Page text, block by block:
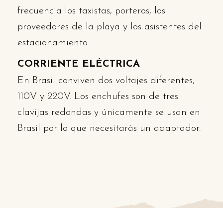
frecuencia los taxistas, porteros, los
proveedores de la playa y los asistentes del
estacionamiento.
CORRIENTE ELÉCTRICA
En Brasil conviven dos voltajes diferentes,
110V y 220V. Los enchufes son de tres
clavijas redondas y únicamente se usan en
Brasil por lo que necesitarás un adaptador.